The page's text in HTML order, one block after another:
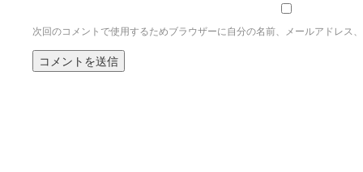
次回のコメントで使用するためブラウザーに自分の名前、メールアドレス